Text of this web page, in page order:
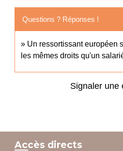
Questions ? Réponses !
Un ressortissant européen
les mêmes droits qu'un
Signaler une
Accès directs